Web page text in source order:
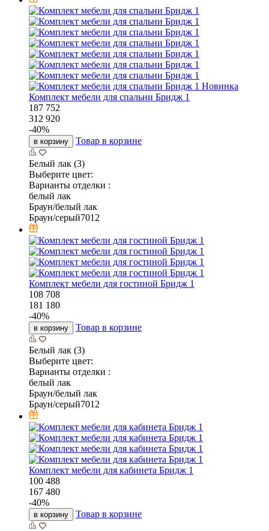
Новинка
Комплект мебели для спальни Бридж 1
187 752
312 920
-40%
в корзину Товар в корзине
Белый лак (3)
Выберите цвет:
Варианты отделки :
белый лак
Браун/белый лак
Браун/серый7012
Комплект мебели для гостиной Бридж 1
108 708
181 180
-40%
в корзину Товар в корзине
Белый лак (3)
Выберите цвет:
Варианты отделки :
белый лак
Браун/белый лак
Браун/серый7012
Комплект мебели для кабинета Бридж 1
100 488
167 480
-40%
в корзину Товар в корзине